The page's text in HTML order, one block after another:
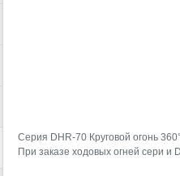
Серия DHR-70 Круговой огонь
При заказе ходовых огней сери и